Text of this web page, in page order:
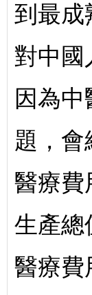
到最成
對中國
因為
題，會
醫療費
生產總
醫療費